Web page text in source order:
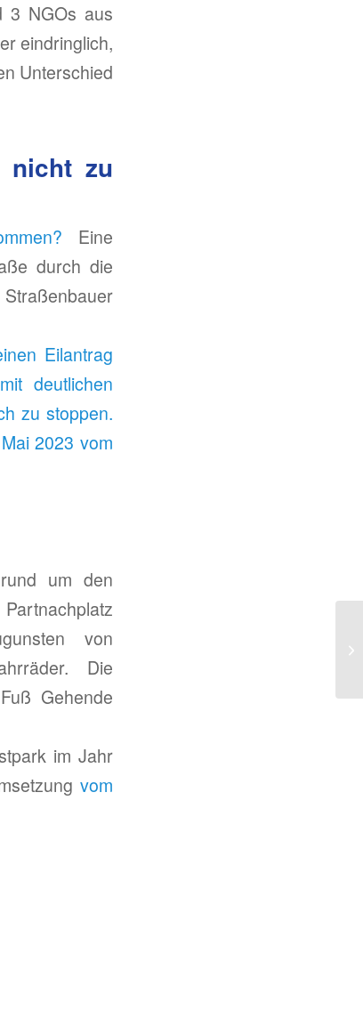
3 NGOs aus
eindringlich,
Unterschied
nicht zu
Eine
durch die
Eilantrag
deutlichen
zu stoppen.
2023 vom
um den
von
Die
Gehende
im Jahr
vom